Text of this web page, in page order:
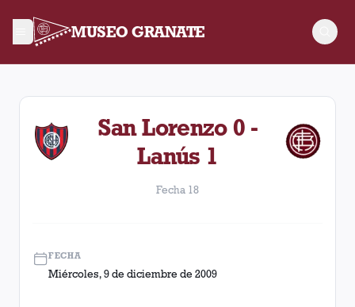
MUSEO GRANATE
Fecha 18. Partido entre Lanús y San Lorenzo disputado el
San Lorenzo 0 -
Lanús 1
Fecha 18
FECHA
Miércoles, 9 de diciembre de 2009